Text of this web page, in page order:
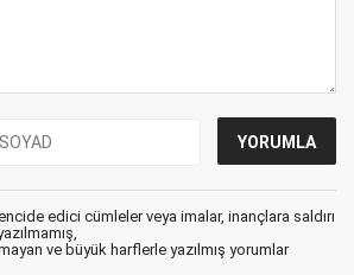
edici cümleler veya imalar, inançlara saldırı
ve büyük harflerle yazılmış yorumlar